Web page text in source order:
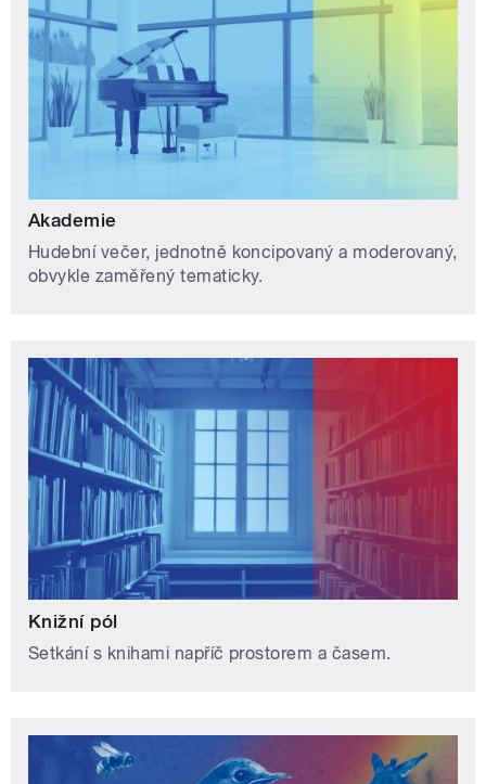
Akademie
Hudební večer, jednotně koncipovaný a moderovaný,
obvykle zaměřený tematicky.
Knižní pól
Setkání s knihami napříč prostorem a časem.